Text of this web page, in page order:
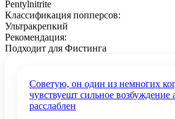
Pentylnitrite
Классификация попперсов:
Ультракрепкий
Рекомендация:
Подходит для Фистинга
Советую, он один из немногих
чувствуешт сильное возбуждение
расслаблен